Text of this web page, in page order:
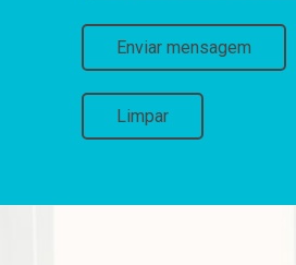
Enviar mensagem
Limpar